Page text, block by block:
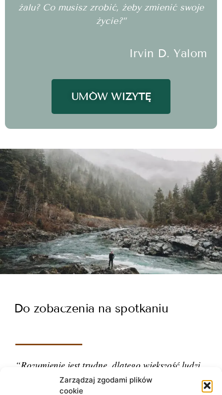
Zarządzaj zgodami plików
cookie
żalu? Co musisz zrobić, żeby zmienić swoje
życie?”
Irvin D. Yalom
UMÓW WIZYTĘ
Do zobaczenia na spotkaniu
“Rozumienie jest trudne, dlatego większość ludzi